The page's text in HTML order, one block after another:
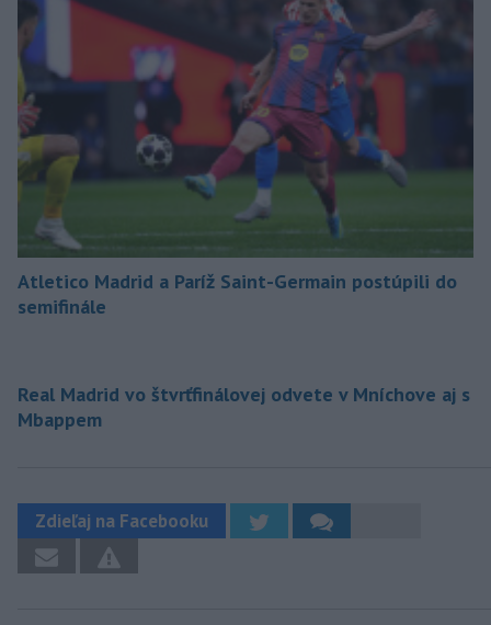
Atletico Madrid a Paríž Saint-Germain postúpili do
semifinále
Real Madrid vo štvrťfinálovej odvete v Mníchove aj s
Mbappem
Zdieľaj na Facebooku